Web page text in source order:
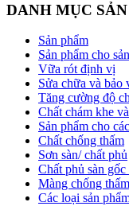
DANH MỤC
Sản phẩm
Sản phẩm cho
Vữa rót định vị
Sửa chữa và bảo
Tăng cường độ
Chất chám khe
Sản phẩm cho
Chất chống thấm
Sơn sàn/ chất phủ
Chất phủ sàn gốc
Màng chống
Các loại sản